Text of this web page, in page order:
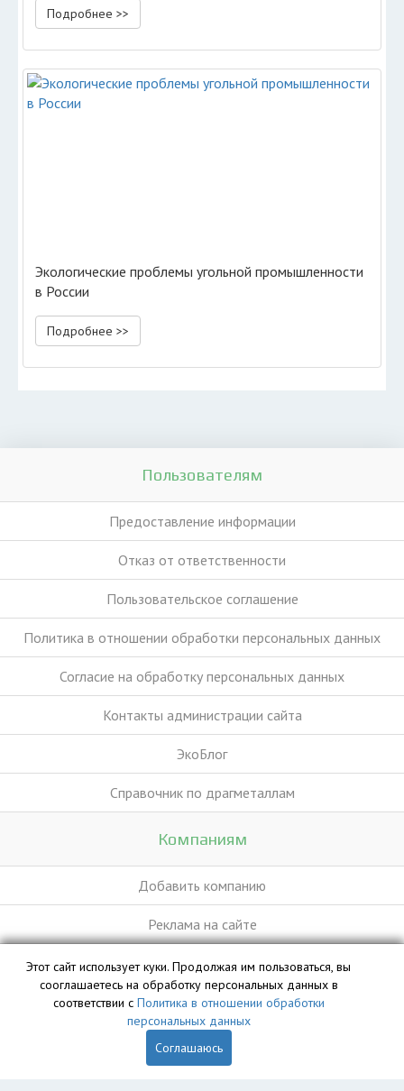
Подробнее >>
Экологические проблемы угольной промышленности
в России
Подробнее >>
Пользователям
Предоставление информации
Отказ от ответственности
Пользовательское соглашение
Политика в отношении обработки персональных данных
Согласие на обработку персональных данных
Контакты администрации сайта
ЭкоБлог
Справочник по драгметаллам
Компаниям
Добавить компанию
Реклама на сайте
База данных сайта vyvoz.org является интеллектуальной
собственностью ООО «Профит» и охраняется законом.
Этот сайт использует куки. Продолжая им пользоваться, вы
сооглашаетесь на обработку персональных данных в
соответствии с Политика в отношении обработки
персональных данных
Соглашаюсь